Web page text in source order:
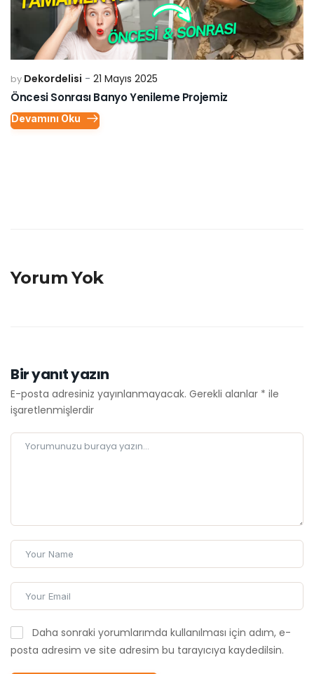
by Dekordelisi 21 Mayıs 2025
Öncesi Sonrası Banyo Yenileme Projemiz
Devamını Oku
Yorum Yok
Bir yanıt yazın
E-posta adresiniz yayınlanmayacak. Gerekli alanlar * ile
işaretlenmişlerdir
Daha sonraki yorumlarımda kullanılması için adım, e-
posta adresim ve site adresim bu tarayıcıya kaydedilsin.